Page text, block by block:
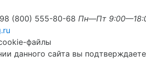
8 (800) 555-80-68 Пн—Пт
файлы
данного сайта вы подтверждаете